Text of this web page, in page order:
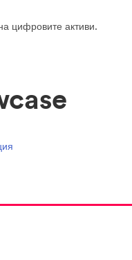
цифровите активи.